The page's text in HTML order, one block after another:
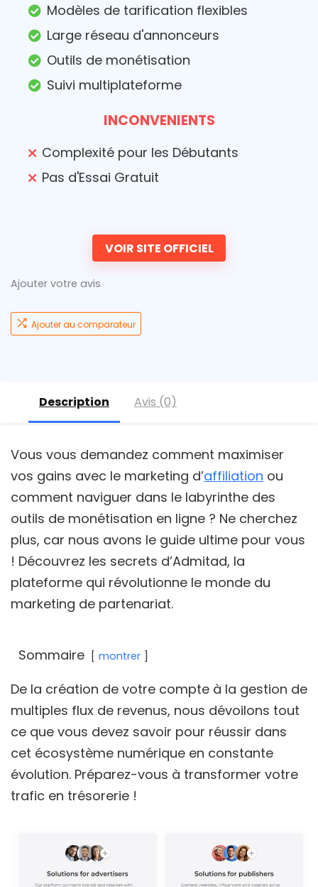
Modèles de tarification flexibles
Large réseau d'annonceurs
Outils de monétisation
Suivi multiplateforme
INCONVENIENTS
Complexité pour les Débutants
Pas d'Essai Gratuit
VOIR SITE OFFICIEL
Ajouter votre avis
Ajouter au comparateur
Description Avis (0)
Vous vous demandez comment maximiser
vos gains avec le marketing d’affiliation ou
comment naviguer dans le labyrinthe des
outils de monétisation en ligne ? Ne cherchez
plus, car nous avons le guide ultime pour vous
! Découvrez les secrets d’Admitad, la
plateforme qui révolutionne le monde du
marketing de partenariat.
Sommaire montrer
De la création de votre compte à la gestion de
multiples flux de revenus, nous dévoilons tout
ce que vous devez savoir pour réussir dans
cet écosystème numérique en constante
évolution. Préparez-vous à transformer votre
trafic en trésorerie !